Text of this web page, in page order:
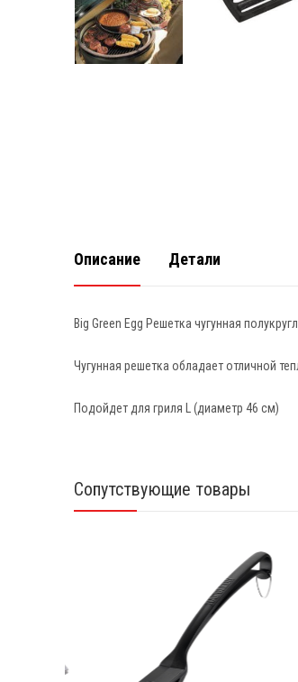
Описание Детали
Big Green Egg Решетка чугунная
Чугунная решетка обладает отличной
Подойдет для гриля L (диаметр 46 см)
Сопутствующие товары